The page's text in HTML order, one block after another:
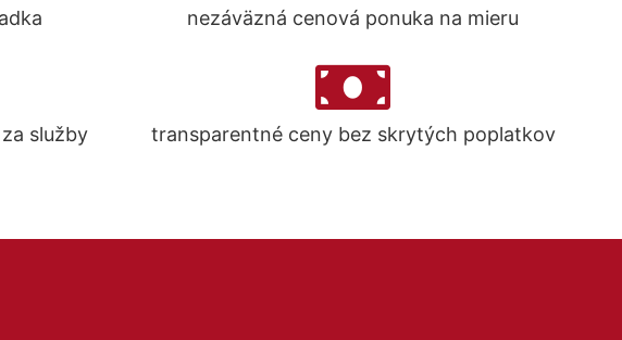
nezáväzná cenová ponuka na mieru
služby transparentné ceny bez skrytých poplatkov